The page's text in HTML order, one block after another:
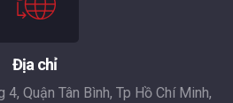
Địa chỉ
Quận Tân Bình, Tp Hồ Chí Minh,